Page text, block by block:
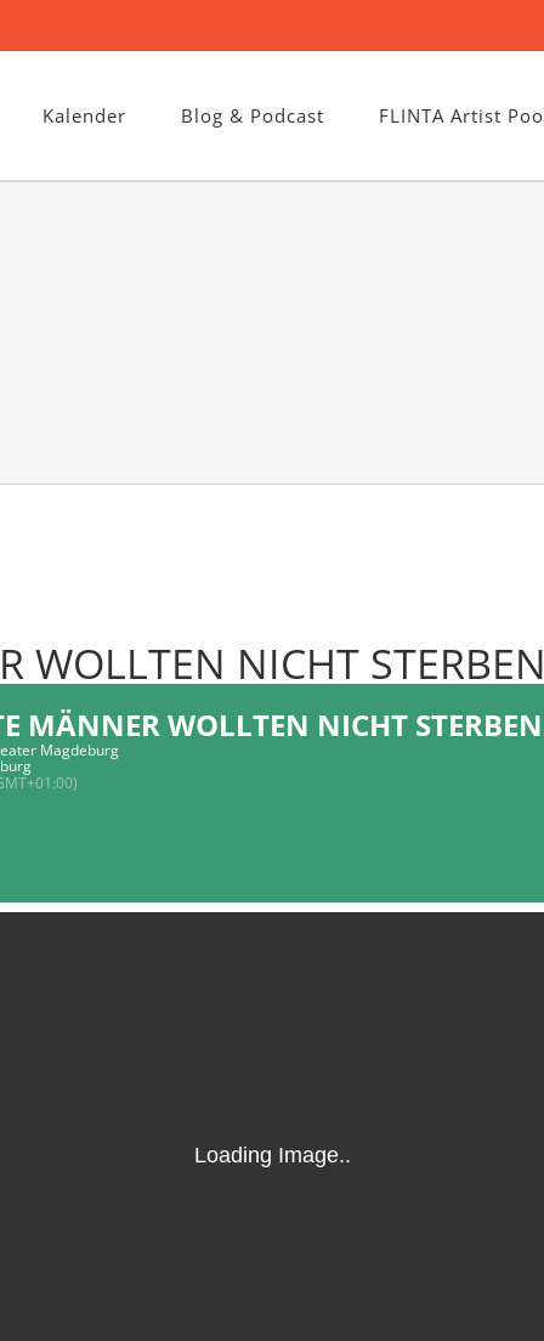
Kalender Blog & Podcast FLINTA Artist
WOLLTEN NICHT
MÄNNER WOLLTEN NICHT STERBEN
Magdeburg